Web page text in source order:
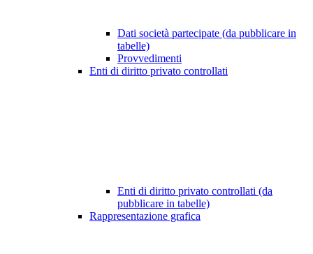
Dati società partecipate (da pubblicare in
tabelle)
Provvedimenti
Enti di diritto privato controllati
Enti di diritto privato controllati (da
pubblicare in tabelle)
Rappresentazione grafica